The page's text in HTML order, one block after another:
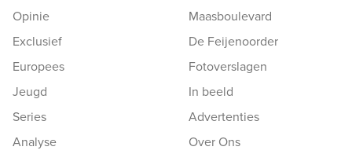
Opinie
Exclusief
Europees
Jeugd
Series
Analyse
Maasboulevard
De Feijenoorder
Fotoverslagen
In beeld
Advertenties
Over Ons